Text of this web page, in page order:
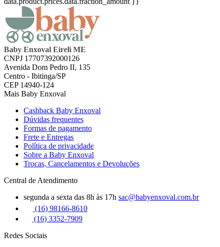
Baby Enxoval Eireli ME
CNPJ 17707392000126
Avenida Dom Pedro II, 135
Centro - Ibitinga/SP
CEP 14940-124
Mais Baby Enxoval
Cashback Baby Enxoval
Dúvidas frequentes
Formas de pagamento
Frete e Entregas
Política de privacidade
Sobre a Baby Enxoval
Trocas, Cancelamentos e Devoluções
Central de Atendimento
segunda a sexta das 8h às 17h sac@babyenxoval.com.br
(16) 98166-8610
(16) 3352-7909
Redes Sociais